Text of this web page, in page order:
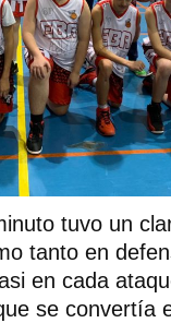
tuvo un
tanto en
en cada
se convertía